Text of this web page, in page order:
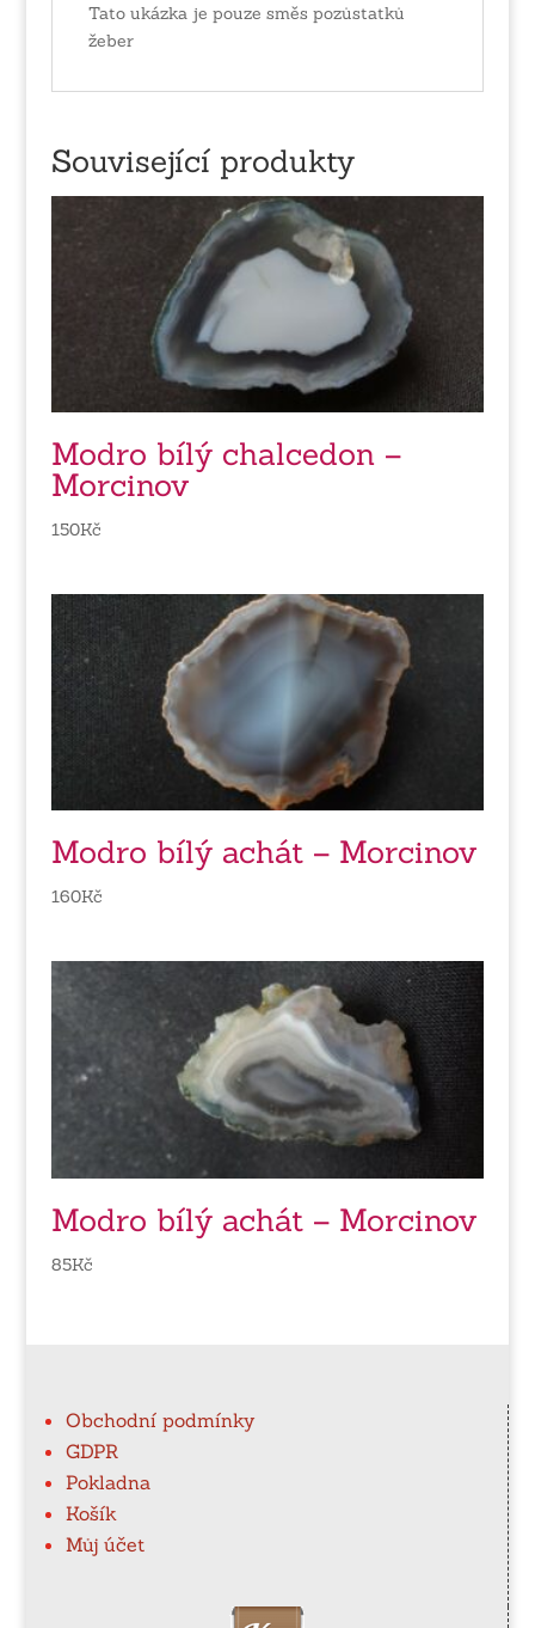
Tato ukázka je pouze směs pozůstatků
žeber
Související produkty
Modro bílý chalcedon –
Morcinov
150Kč
Modro bílý achát – Morcinov
160Kč
Modro bílý achát – Morcinov
85Kč
Obchodní podmínky
GDPR
Pokladna
Košík
Můj účet